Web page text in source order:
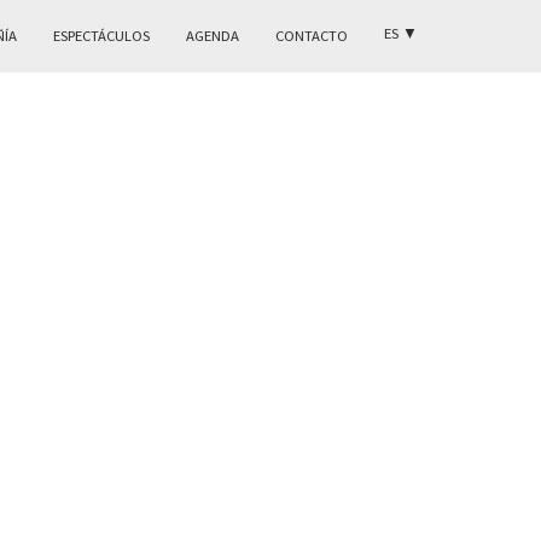
ESPECTÁCULOS AGENDA CONTACTO ES ▼